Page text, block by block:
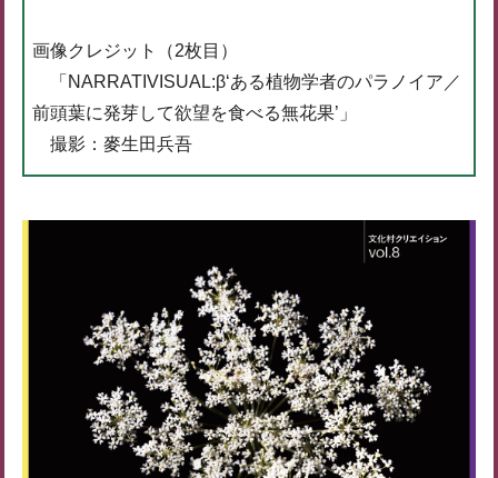
画像クレジット（2枚目）
「NARRATIVISUAL:β‘ある植物学者のパラノイア／
前頭葉に発芽して欲望を食べる無花果’」
撮影：麥生田兵吾